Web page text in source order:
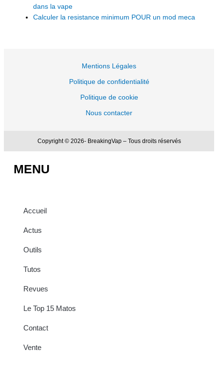
dans la vape
Calculer la resistance minimum POUR un mod meca
Mentions Légales
Politique de confidentialité
Politique de cookie
Nous contacter
Copyright © 2026- BreakingVap – Tous droits réservés
MENU
Accueil
Actus
Outils
Tutos
Revues
Le Top 15 Matos
Contact
Vente